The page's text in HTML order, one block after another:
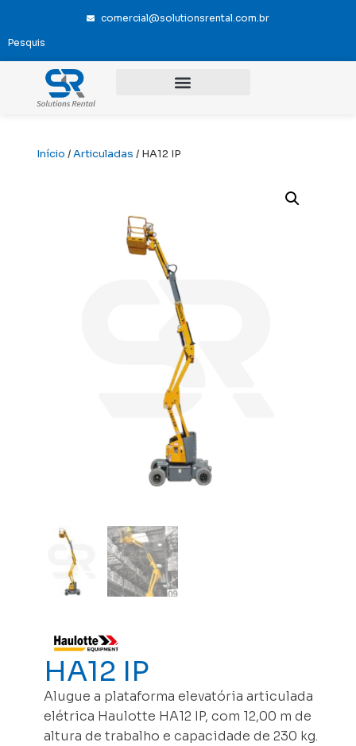
comercial@solutionsrental.com.br
Início /Articuladas / HA12 IP
HA12 IP
Alugue a plataforma elevatória articulada
elétrica Haulotte HA12 IP, com 12,00 m de
altura de trabalho e capacidade de 230 kg.